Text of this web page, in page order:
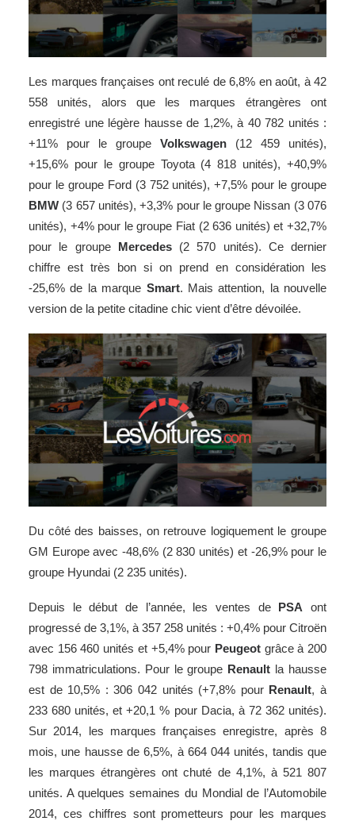
Les marques françaises ont reculé de 6,8% en août, à 42
558 unités, alors que les marques étrangères ont
enregistré une légère hausse de 1,2%, à 40 782 unités :
+11% pour le groupe Volkswagen (12 459 unités),
+15,6% pour le groupe Toyota (4 818 unités), +40,9%
pour le groupe Ford (3 752 unités), +7,5% pour le groupe
BMW (3 657 unités), +3,3% pour le groupe Nissan (3 076
unités), +4% pour le groupe Fiat (2 636 unités) et +32,7%
pour le groupe Mercedes(2 570 unités). Ce dernier
chiffre est très bon si on prend en considération les
-25,6% de la marque Smart. Mais attention, la nouvelle
version de la petite citadine chic vient d’être dévoilée.
Du côté des baisses, on retrouve logiquement le groupe
GM Europe avec -48,6% (2 830 unités) et -26,9% pour le
groupe Hyundai (2 235 unités).
Depuis le début de l’année, les ventes de PSA ont
progressé de 3,1%, à 357 258 unités : +0,4% pour Citroën
avec 156 460 unités et +5,4% pour Peugeotgrâce à 200
798 immatriculations. Pour le groupe Renault la hausse
est de 10,5% : 306 042 unités (+7,8% pour Renault, à
233 680 unités, et +20,1 % pour Dacia, à 72 362 unités).
Sur 2014, les marques françaises enregistre, après 8
mois, une hausse de 6,5%, à 664 044 unités, tandis que
les marques étrangères ont chuté de 4,1%, à 521 807
unités. A quelques semaines du Mondial de l’Automobile
2014, ces chiffres sont prometteurs pour les marques